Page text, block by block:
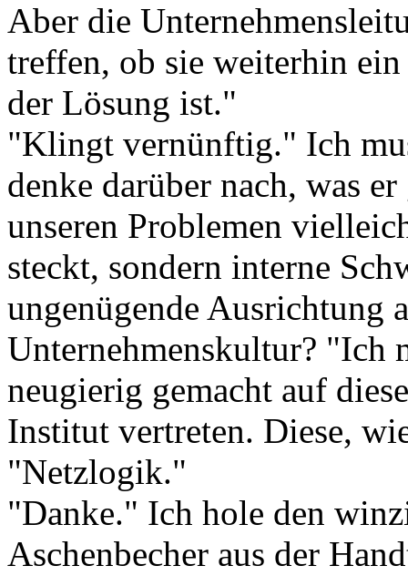
Aber die
treffen, ob sie weiterhin
der Lösung ist."
"Klingt vernünftig." Ich
denke darüber nach, was
unseren Problemen
steckt, sondern interne
ungenügende Ausrichtung
Unternehmenskultur? "Ich
neugierig gemacht auf
Institut vertreten. Diese,
"Netzlogik."
"Danke." Ich hole den
Aschenbecher aus der